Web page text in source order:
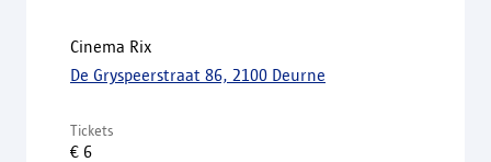
Cinema Rix
De Gryspeerstraat 86, 2100 Deurne
Tickets
€ 6